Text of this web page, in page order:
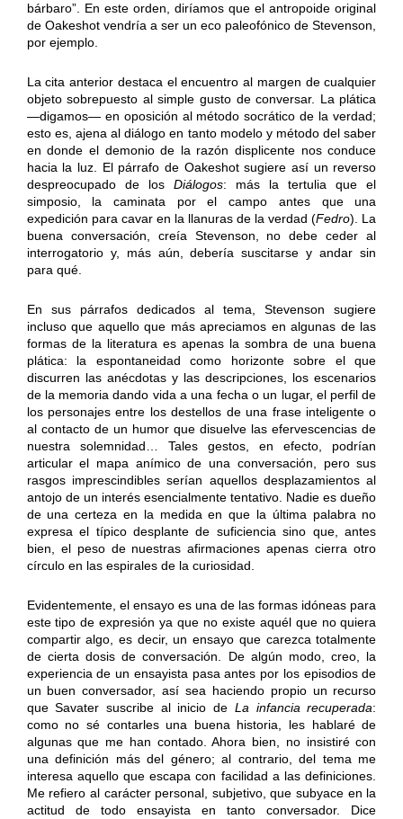
bárbaro”. En este orden, diríamos que el antropoide original
de Oakeshot vendría a ser un eco paleofónico de Stevenson,
por ejemplo.
La cita anterior destaca el encuentro al margen de cualquier
objeto sobrepuesto al simple gusto de conversar. La plática
—digamos— en oposición al método socrático de la verdad;
esto es, ajena al diálogo en tanto modelo y método del saber
en donde el demonio de la razón displicente nos conduce
hacia la luz. El párrafo de Oakeshot sugiere así un reverso
despreocupado de los Diálogos: más la tertulia que el
simposio, la caminata por el campo antes que una
expedición para cavar en la llanuras de la verdad (Fedro). La
buena conversación, creía Stevenson, no debe ceder al
interrogatorio y, más aún, debería suscitarse y andar sin
para qué.
En sus párrafos dedicados al tema, Stevenson sugiere
incluso que aquello que más apreciamos en algunas de las
formas de la literatura es apenas la sombra de una buena
plática: la espontaneidad como horizonte sobre el que
discurren las anécdotas y las descripciones, los escenarios
de la memoria dando vida a una fecha o un lugar, el perfil de
los personajes entre los destellos de una frase inteligente o
al contacto de un humor que disuelve las efervescencias de
nuestra solemnidad… Tales gestos, en efecto, podrían
articular el mapa anímico de una conversación, pero sus
rasgos imprescindibles serían aquellos desplazamientos al
antojo de un interés esencialmente tentativo. Nadie es dueño
de una certeza en la medida en que la última palabra no
expresa el típico desplante de suficiencia sino que, antes
bien, el peso de nuestras afirmaciones apenas cierra otro
círculo en las espirales de la curiosidad.
Evidentemente, el ensayo es una de las formas idóneas para
este tipo de expresión ya que no existe aquél que no quiera
compartir algo, es decir, un ensayo que carezca totalmente
de cierta dosis de conversación. De algún modo, creo, la
experiencia de un ensayista pasa antes por los episodios de
un buen conversador, así sea haciendo propio un recurso
que Savater suscribe al inicio de La infancia recuperada:
como no sé contarles una buena historia, les hablaré de
algunas que me han contado. Ahora bien, no insistiré con
una definición más del género; al contrario, del tema me
interesa aquello que escapa con facilidad a las definiciones.
Me refiero al carácter personal, subjetivo, que subyace en la
actitud de todo ensayista en tanto conversador. Dice